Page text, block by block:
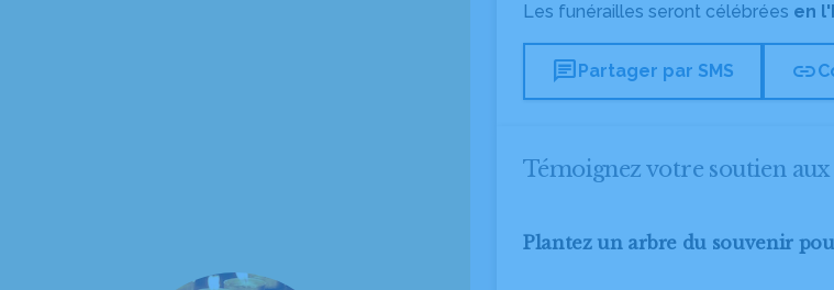
Les funérailles seront célébrées en
chatPartager par SMS link
Témoignez votre soutien
Plantez un arbre du souvenir